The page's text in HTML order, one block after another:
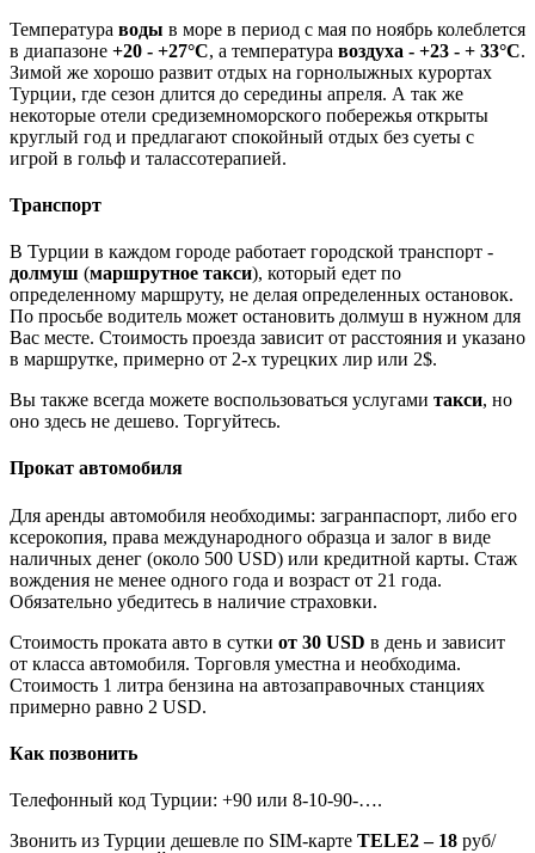
Температура воды в море в период с мая по ноябрь колеблется
в диапазоне +20 - +27°С, а температура воздуха - +23 - + 33°С.
Зимой же хорошо развит отдых на горнолыжных курортах
Турции, где сезон длится до середины апреля. А так же
некоторые отели средиземноморского побережья открыты
круглый год и предлагают спокойный отдых без суеты с
игрой в гольф и талассотерапией.
Транспорт
В Турции в каждом городе работает городской транспорт -
долмуш (маршрутное такси), который едет по
определенному маршруту, не делая определенных остановок.
По просьбе водитель может остановить долмуш в нужном для
Вас месте. Стоимость проезда зависит от расстояния и указано
в маршрутке, примерно от 2-х турецких лир или 2$.
Вы также всегда можете воспользоваться услугами такси, но
оно здесь не дешево. Торгуйтесь.
Прокат автомобиля
Для аренды автомобиля необходимы: загранпаспорт, либо его
ксерокопия, права международного образца и залог в виде
наличных денег (около 500 USD) или кредитной карты. Стаж
вождения не менее одного года и возраст от 21 года.
Обязательно убедитесь в наличие страховки.
Стоимость проката авто в сутки от 30 USD в день и зависит
от класса автомобиля. Торговля уместна и необходима.
Стоимость 1 литра бензина на автозаправочных станциях
примерно равно 2 USD.
Как позвонить
Телефонный код Турции: +90 или 8-10-90-….
Звонить из Турции дешевле по SIM-карте TELE2 – 18 руб/